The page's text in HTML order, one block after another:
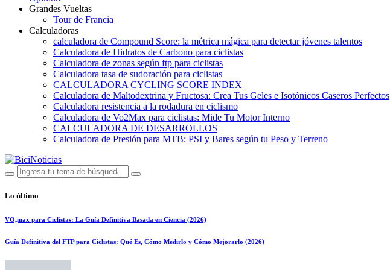
Grandes Vueltas
Tour de Francia
Calculadoras
calculadora de Compound Score: la métrica mágica para detectar jóvenes talentos
Calculadora de Hidratos de Carbono para ciclistas
Calculadora de zonas según ftp para ciclistas
Calculadora tasa de sudoración para ciclistas
CALCULADORA CYCLING SCORE INDEX
Calculadora de Maltodextrina y Fructosa: Crea Tus Geles e Isotónicos Caseros Perfectos
Calculadora resistencia a la rodadura en ciclismo
Calculadora de Vo2Max para ciclistas: Mide Tu Motor Interno
CALCULADORA DE DESARROLLOS
Calculadora de Presión para MTB: PSI y Bares según tu Peso y Terreno
Lo último
VO₂max para Ciclistas: La Guía Definitiva Basada en Ciencia (2026)
Guía Definitiva del FTP para Ciclistas: Qué Es, Cómo Medirlo y Cómo Mejorarlo (2026)